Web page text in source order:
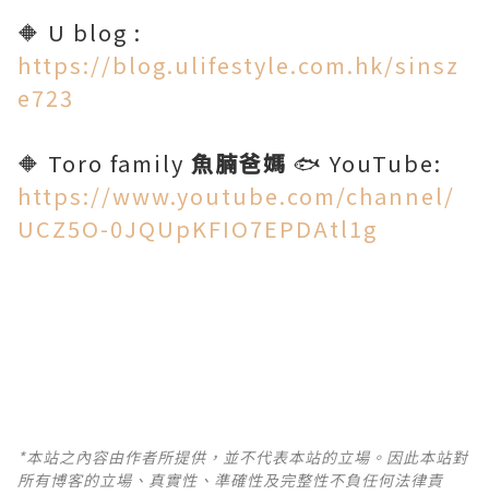
🔶 U blog :
https://blog.ulifestyle.com.hk/sinsz
e723
🔶 Toro family 魚腩爸媽 🐟 YouTube:
https://www.youtube.com/channel/
UCZ5O-0JQUpKFIO7EPDAtl1g
*本站之內容由作者所提供，並不代表本站的立場。因此本站對
所有博客的立場、真實性、準確性及完整性不負任何法律責